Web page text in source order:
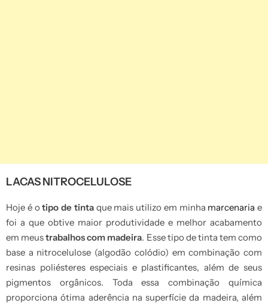
LACAS NITROCELULOSE
Hoje é otipo de tintaque mais utilizo em minha marcenaria e
foi a que obtive maior produtividade e melhor acabamento
em meustrabalhos com madeira. Esse tipo de tinta tem como
base a nitrocelulose (algodão colódio) em combinação com
resinas poliésteres especiais e plastificantes, além de seus
pigmentos orgânicos. Toda essa combinação química
proporciona ótima aderência na superfície da madeira, além